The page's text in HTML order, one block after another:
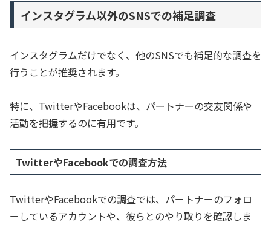
インスタグラム以外のSNSでの補足調査
インスタグラムだけでなく、他のSNSでも補足的な調査を
行うことが推奨されます。
特に、TwitterやFacebookは、パートナーの交友関係や
活動を把握するのに有用です。
TwitterやFacebookでの調査方法
TwitterやFacebookでの調査では、パートナーのフォロ
ーしているアカウントや、彼らとのやり取りを確認しま